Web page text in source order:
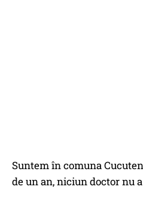
Suntem în comuna
de un an, niciun doctor nu